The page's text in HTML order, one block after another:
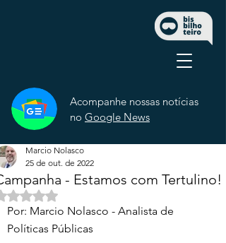
Acompanhe nossas notícias
no Google News
- Estamos com Tertulino!
Marcio Nolasco
25 de out. de 2022
Avaliado com NaN de 5 estrelas.
Por: Marcio Nolasco - Analista de
Políticas Públicas